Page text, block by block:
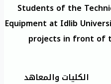
Students of the
Equipment at Idlib
projects in front of
الكليات والمعاهد